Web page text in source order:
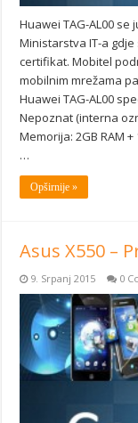
Huawei TAG-AL00
Ministarstva IT-a
certifikat. Mobitel
mobilnim mrežama
Huawei TAG-AL00
Nepoznat (interna
Memorija: 2GB RAM
…
Opširnije »
Asus X550 –
9. Srpanj 2015 0